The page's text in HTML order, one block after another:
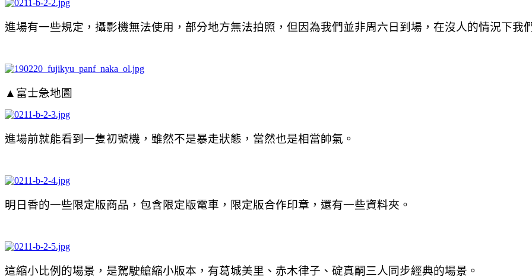
進場有一些規定，攝影機無法使用，部分地方無法拍照，但因為我們並非周六日到場，在沒人的情況下我
▲富士急地圖
進場前就能看到一隻初號機，雖然不是暴走狀態，當然也是相當帥氣。
明日香的一些限定版商品，包含限定版電車，限定版合作印章，還有一些資料夾。
這縮小比例的場景，是駕駛艙縮小版本，有葛城美里、赤木律子、碇真嗣三人同步經典的場景。